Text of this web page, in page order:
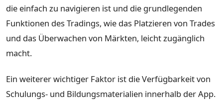
die einfach zu navigieren ist und die grundlegenden
Funktionen des Tradings, wie das Platzieren von Trades
und das Überwachen von Märkten, leicht zugänglich
macht.
Ein weiterer wichtiger Faktor ist die Verfügbarkeit von
Schulungs- und Bildungsmaterialien innerhalb der App.